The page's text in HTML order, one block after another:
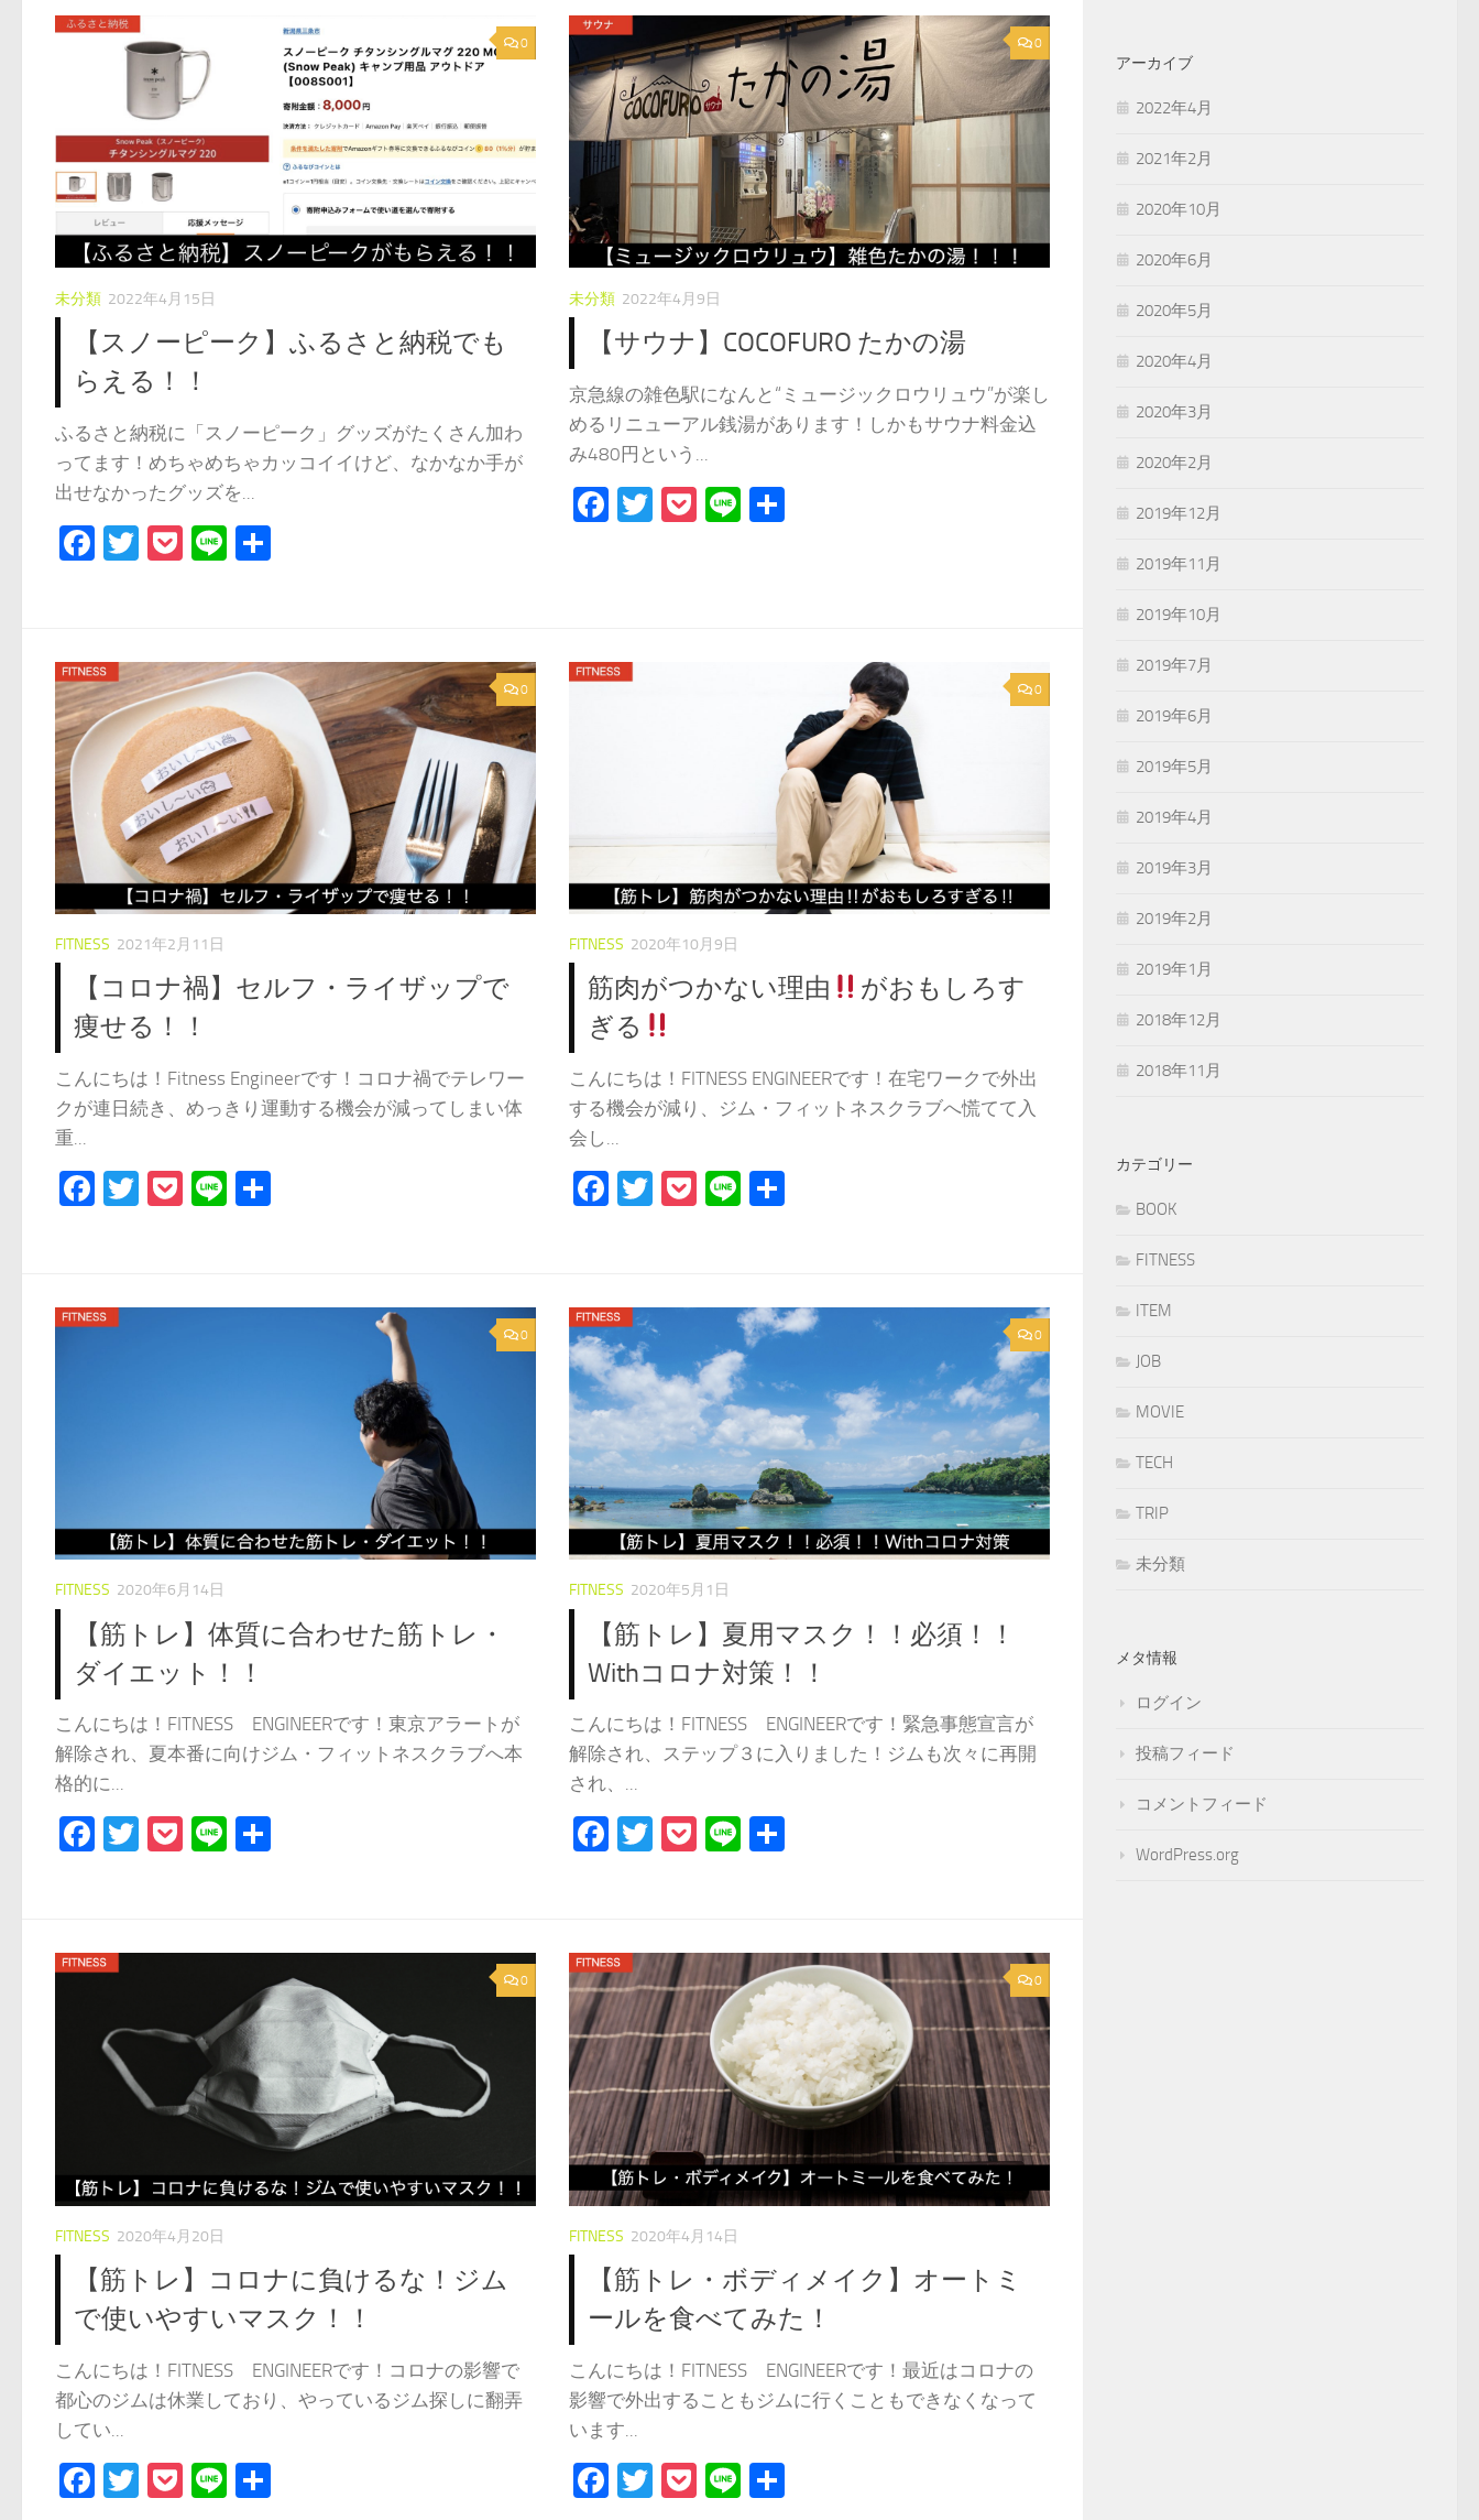
0
未分類 2022年4月15日
【スノーピーク】ふるさと納税でも
らえる！！
ふるさと納税に「スノーピーク」グッズがたくさん加わ
ってます！めちゃめちゃカッコイイけど、なかなか手が
出せなかったグッズを...
Facebook
Twitter
Pocket
Line
0
未分類 2022年4月9日
【サウナ】COCOFURO たかの湯
京急線の雑色駅になんと“ミュージックロウリュウ”が楽し
めるリニューアル銭湯があります！しかもサウナ料金込
み480円という...
Facebook
Twitter
Pocket
Line
0
FITNESS 2021年2月11日
【コロナ禍】セルフ・ライザップで
痩せる！！
こんにちは！Fitness Engineerです！コロナ禍でテレワー
クが連日続き、めっきり運動する機会が減ってしまい体
重...
Facebook
Twitter
Pocket
Line
0
FITNESS 2020年10月9日
筋肉がつかない理由
がおもしろす
ぎる
こんにちは！FITNESS ENGINEERです！在宅ワークで外出
する機会が減り、ジム・フィットネスクラブへ慌てて入
会し...
Facebook
Twitter
Pocket
Line
0
FITNESS 2020年6月14日
【筋トレ】体質に合わせた筋トレ・
ダイエット！！
こんにちは！FITNESS ENGINEERです！東京アラートが
解除され、夏本番に向けジム・フィットネスクラブへ本
格的に...
Facebook
Twitter
Pocket
Line
0
FITNESS 2020年5月1日
【筋トレ】夏用マスク！！必須！！
Withコロナ対策！！
こんにちは！FITNESS ENGINEERです！緊急事態宣言が
解除され、ステップ３に入りました！ジムも次々に再開
され、...
Facebook
Twitter
Pocket
Line
0
FITNESS 2020年4月20日
【筋トレ】コロナに負けるな！ジム
で使いやすいマスク！！
こんにちは！FITNESS ENGINEERです！コロナの影響で
都心のジムは休業しており、やっているジム探しに翻弄
してい...
Facebook
Twitter
Pocket
Line
0
FITNESS 2020年4月14日
【筋トレ・ボディメイク】オートミ
ールを食べてみた！
こんにちは！FITNESS ENGINEERです！最近はコロナの
影響で外出することもジムに行くこともできなくなって
います...
Facebook
Twitter
Pocket
Line
アーカイブ
2022年4月
2021年2月
2020年10月
2020年6月
2020年5月
2020年4月
2020年3月
2020年2月
2019年12月
2019年11月
2019年10月
2019年7月
2019年6月
2019年5月
2019年4月
2019年3月
2019年2月
2019年1月
2018年12月
2018年11月
カテゴリー
BOOK
FITNESS
ITEM
JOB
MOVIE
TECH
TRIP
未分類
メタ情報
ログイン
投稿フィード
コメントフィード
WordPress.org